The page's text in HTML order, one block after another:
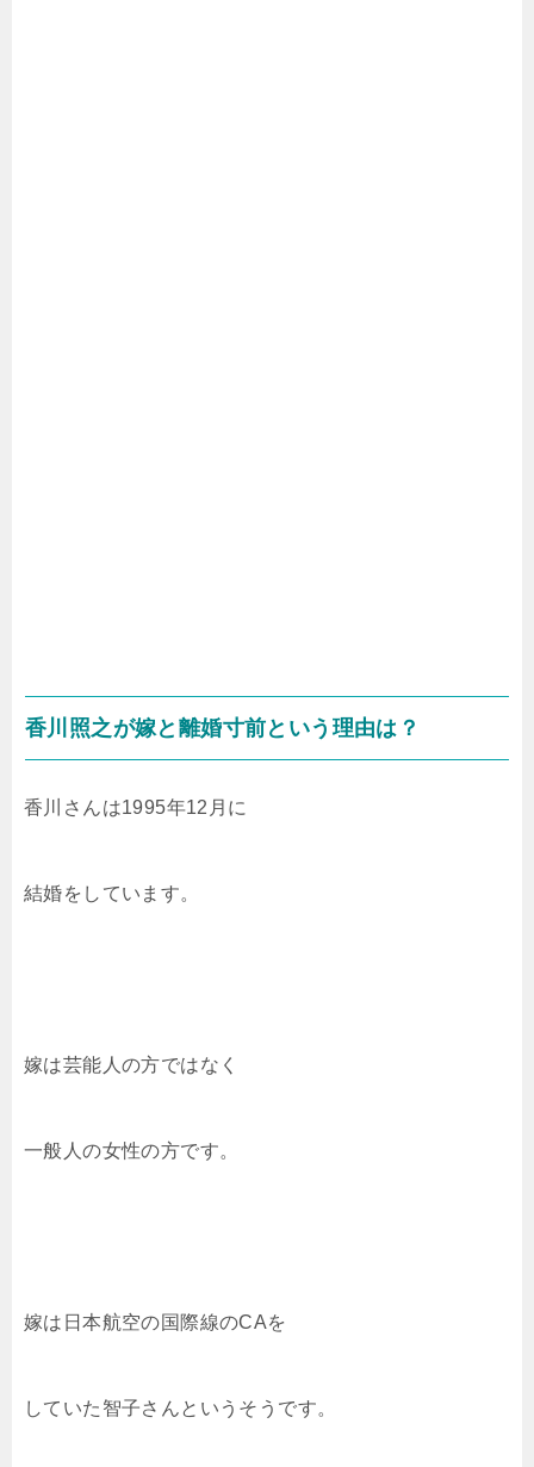
香川照之が嫁と離婚寸前という理由は？
香川さんは1995年12月に
結婚をしています。
嫁は芸能人の方ではなく
一般人の女性の方です。
嫁は日本航空の国際線のCAを
していた智子さんというそうです。